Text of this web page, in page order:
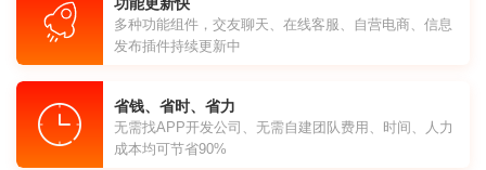
功能更新快
多种功能组件，交友聊天、在线客服、自营电商、信息
发布插件持续更新中
省钱、省时、省力
无需找APP开发公司、无需自建团队费用、时间、人力
成本均可节省90%